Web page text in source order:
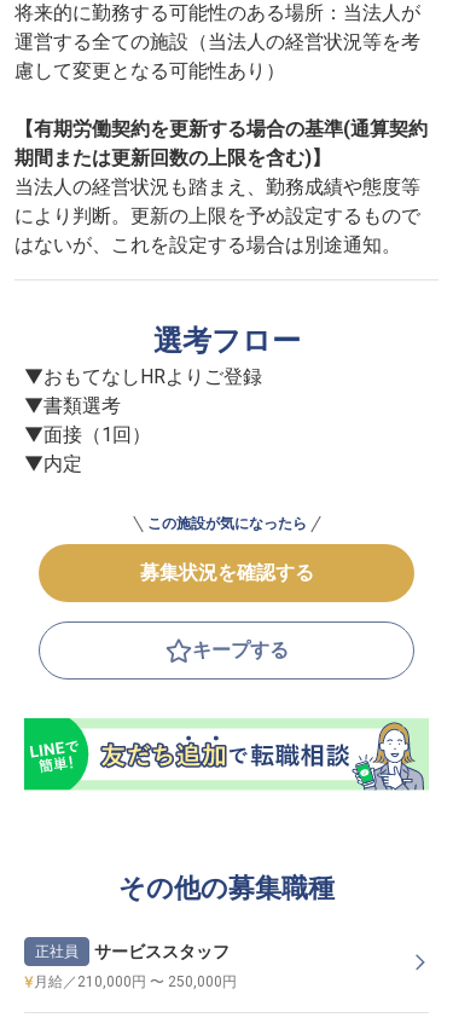
将来的に勤務する可能性のある場所：当法人が
運営する全ての施設（当法人の経営状況等を考
慮して変更となる可能性あり）
【有期労働契約を更新する場合の基準(通算契約
期間または更新回数の上限を含む)】
当法人の経営状況も踏まえ、勤務成績や態度等
により判断。更新の上限を予め設定するもので
はないが、これを設定する場合は別途通知。
選考フロー
▼おもてなしHRよりご登録
▼書類選考
▼面接（1回）
▼内定
この施設が気になったら
募集状況を確認する
キープする
その他の募集職種
正社員 サービススタッフ
月給／210,000円 〜 250,000円